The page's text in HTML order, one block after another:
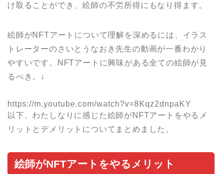
け取ることができ、絵師の不労所得にもなり得ます。
絵師がNFTアートについて理解を深めるには、イラス
トレーターのさいとうなおき先生の動画が一番わかり
やすいです。NFTアートに興味がある全ての絵師が見
るべき。↓
https://m.youtube.com/watch?v=8Kqz2dnpaKY
以下、わたしなりに感じた絵師がNFTアートをやるメ
リットとデメリットについてまとめました。
絵師がNFTアートをやるメリット